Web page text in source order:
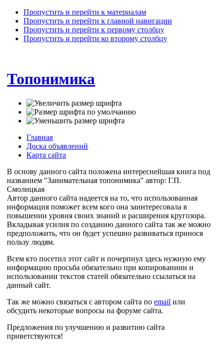
Пропустить и перейти к материалам
Пропустить и перейти к главной навигации
Пропустить и перейти к первому столбцу
Пропустить и перейти ко второму столбцу
Топонимика
Главная
Доска объявлений
Карта сайта
В основу данного сайта положена интереснейшая книга под
названием "Занимательная топонимика" автор: Г.П.
Смолицкая
Автор данного сайта надеется на то, что использованная
информация поможет всем кого она заинтересовала в
повышении уровня своих знаний и расширения кругозора.
Вкладывая усилия по созданию данного сайта так же можно
предположить, что он будет успешно развиваться принося
пользу людям.
Всем кто посетил этот сайт и почерпнул здесь нужную ему
информацию просьба обязательно при копированиии и
использовании текстов статей обязательно ссылаться на
данный сайт.
Так же можно связаться с автором сайта поemail или
обсудить некоторые вопросы на форуме сайта.
Предложения по улучшению и развитию сайта
приветствуются!